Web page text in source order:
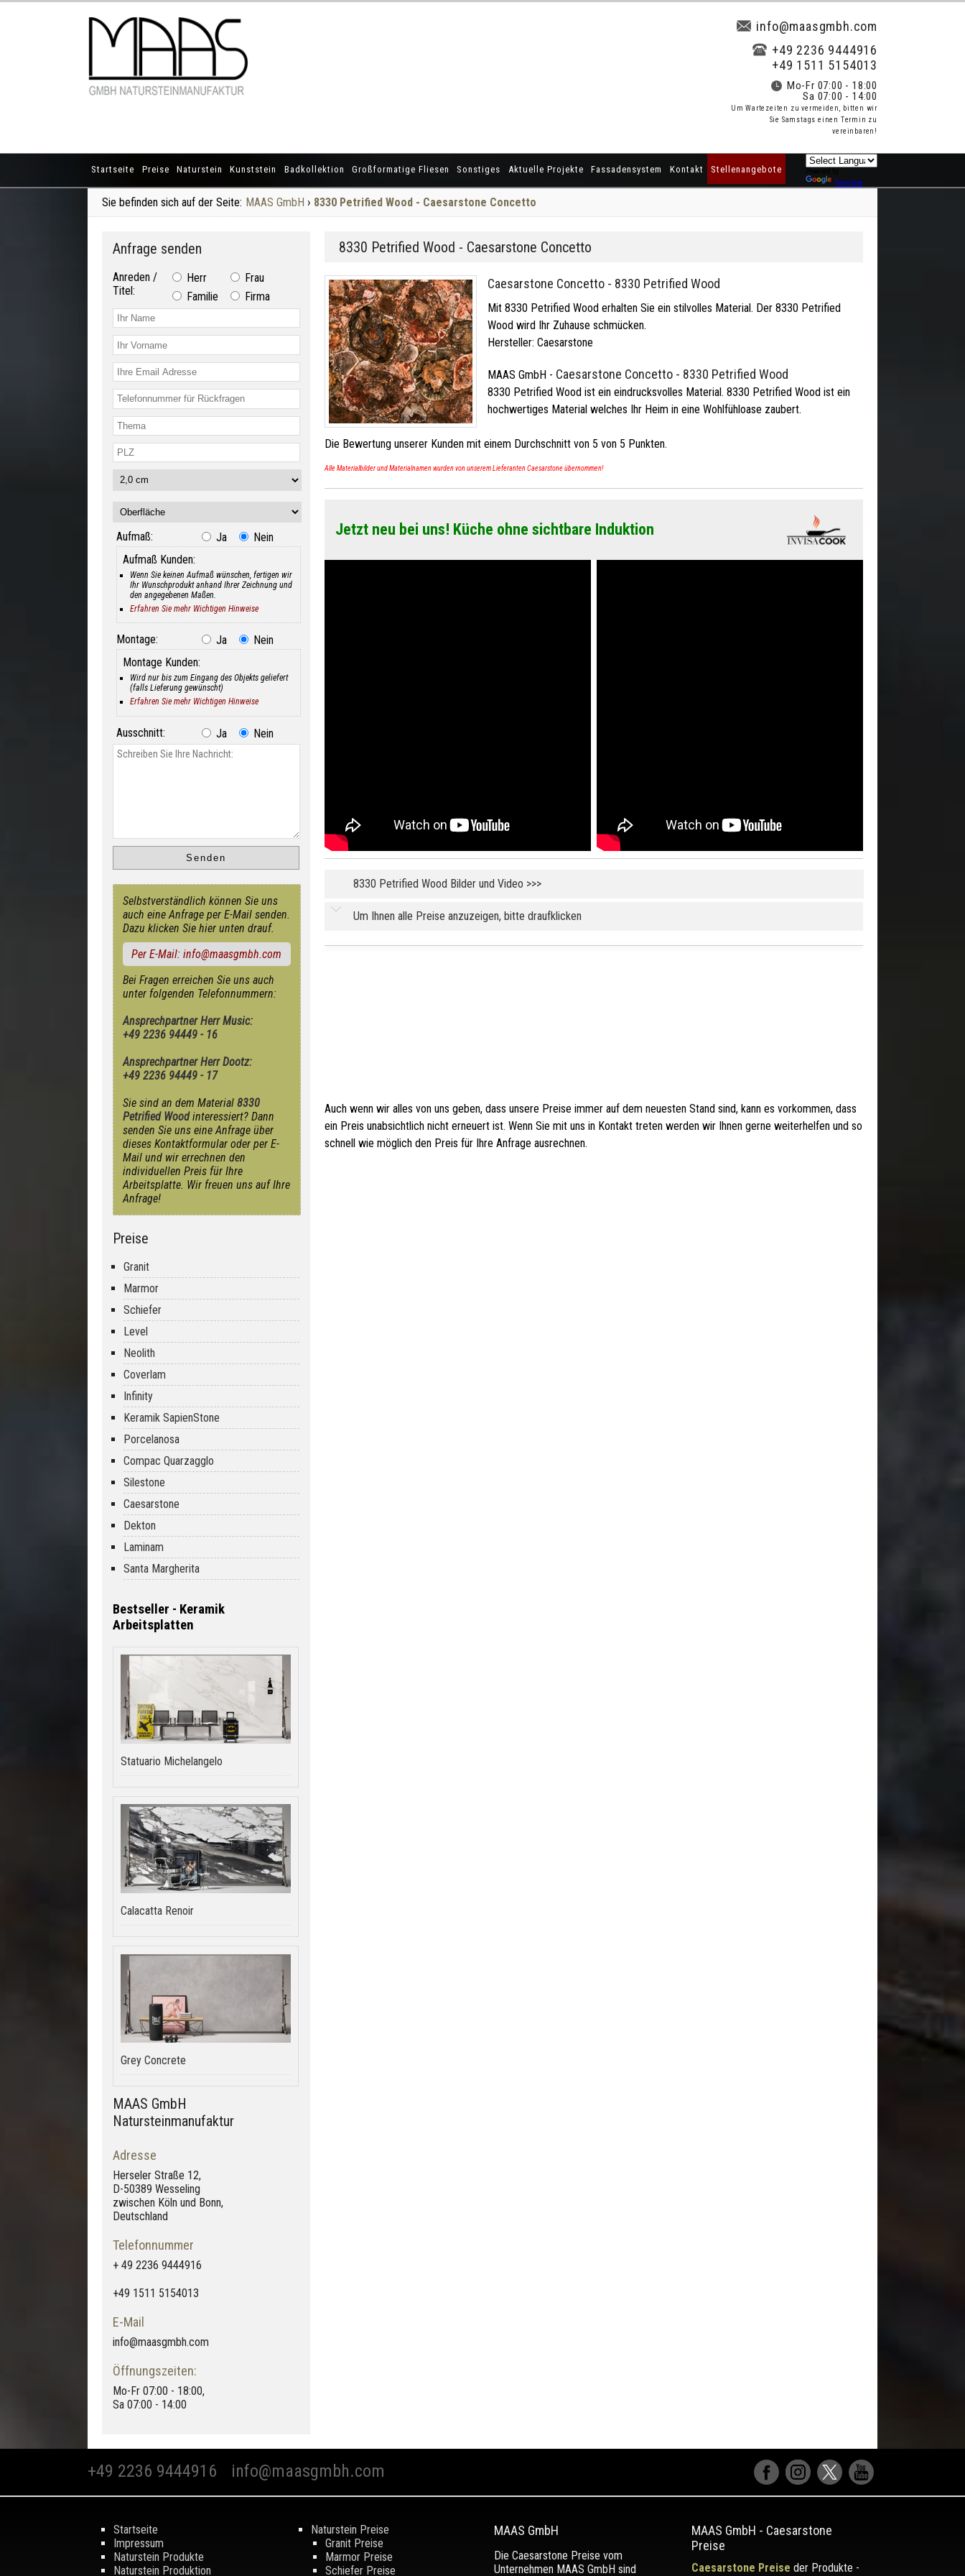
info@maasgmbh.com
+49 2236 9444916
+49 1511 5154013
Mo-Fr 07:00 - 18:00
Sa 07:00 - 14:00
Um Wartezeiten zu vermeiden, bitten wir
Sie Samstags einen Termin zu
vereinbaren!
Startseite Preise Naturstein Kunststein Badkollektion Großformatige Fliesen Sonstiges Aktuelle Projekte Fassadensystem Kontakt Stellenangebote
Translate
Sie befinden sich auf der Seite: MAAS GmbH › 8330 Petrified Wood - Caesarstone Concetto
8330 Petrified Wood - Caesarstone Concetto
Caesarstone Concetto - 8330 Petrified Wood
Mit 8330 Petrified Wood erhalten Sie ein stilvolles Material. Der 8330 Petrified
Wood wird Ihr Zuhause schmücken.
Hersteller: Caesarstone
MAAS GmbH - Caesarstone Concetto - 8330 Petrified Wood
8330 Petrified Wood ist ein eindrucksvolles Material. 8330 Petrified Wood ist ein
hochwertiges Material welches Ihr Heim in eine Wohlfühloase zaubert.
Die Bewertung unserer Kunden mit einem Durchschnitt von 5 von 5 Punkten.
Alle Materialbilder und Materialnamen wurden von unserem Lieferanten Caesarstone übernommen!
Jetzt neu bei uns! Küche ohne sichtbare Induktion
8330 Petrified Wood Bilder und Video >>>
Um Ihnen alle Preise anzuzeigen, bitte draufklicken
Auch wenn wir alles von uns geben, dass unsere Preise immer auf dem neuesten Stand sind, kann es vorkommen, dass
ein Preis unabsichtlich nicht erneuert ist. Wenn Sie mit uns in Kontakt treten werden wir Ihnen gerne weiterhelfen und so
schnell wie möglich den Preis für Ihre Anfrage ausrechnen.
Anfrage senden
Anreden /
Titel:
Herr
Frau
Familie
Firma
Aufmaß: Ja
Nein
Aufmaß Kunden:
Wenn Sie keinen Aufmaß wünschen, fertigen wir
Ihr Wunschprodukt anhand Ihrer Zeichnung und
den angegebenen Maßen.
Erfahren Sie mehr Wichtigen Hinweise
Montage: Ja
Nein
Montage Kunden:
Wird nur bis zum Eingang des Objekts geliefert
(falls Lieferung gewünscht)
Erfahren Sie mehr Wichtigen Hinweise
Ausschnitt: Ja Nein
Selbstverständlich können Sie uns
auch eine Anfrage per E-Mail senden.
Dazu klicken Sie hier unten drauf.
Per E-Mail: info@maasgmbh.com
Bei Fragen erreichen Sie uns auch
unter folgenden Telefonnummern:
Ansprechpartner Herr Music:
+49 2236 94449 - 16
Ansprechpartner Herr Dootz:
+49 2236 94449 - 17
Sie sind an dem Material 8330
Petrified Woodinteressiert? Dann
senden Sie uns eine Anfrage über
dieses Kontaktformular oder per E-
Mail und wir errechnen den
individuellen Preis für Ihre
Arbeitsplatte. Wir freuen uns auf Ihre
Anfrage!
Preise
Granit
Marmor
Schiefer
Level
Neolith
Coverlam
Infinity
Keramik SapienStone
Porcelanosa
Compac Quarzagglo
Silestone
Caesarstone
Dekton
Laminam
Santa Margherita
Bestseller - Keramik
Arbeitsplatten
Statuario Michelangelo
Calacatta Renoir
Grey Concrete
MAAS GmbH
Natursteinmanufaktur
Adresse
Herseler Straße 12,
D-50389 Wesseling
zwischen Köln und Bonn,
Deutschland
Telefonnummer
+ 49 2236 9444916
+49 1511 5154013
E-Mail
info@maasgmbh.com
Öffnungszeiten:
Mo-Fr 07:00 - 18:00,
Sa 07:00 - 14:00
+49 2236 9444916 info@maasgmbh.com
Startseite
Impressum
Naturstein Produkte
Naturstein Produktion
Naturstein Preise
Granit Preise
Marmor Preise
Schiefer Preise
MAAS GmbH
Die Caesarstone Preise vom
Unternehmen MAAS GmbH sind
MAAS GmbH - Caesarstone
Preise
Caesarstone Preise der Produkte -